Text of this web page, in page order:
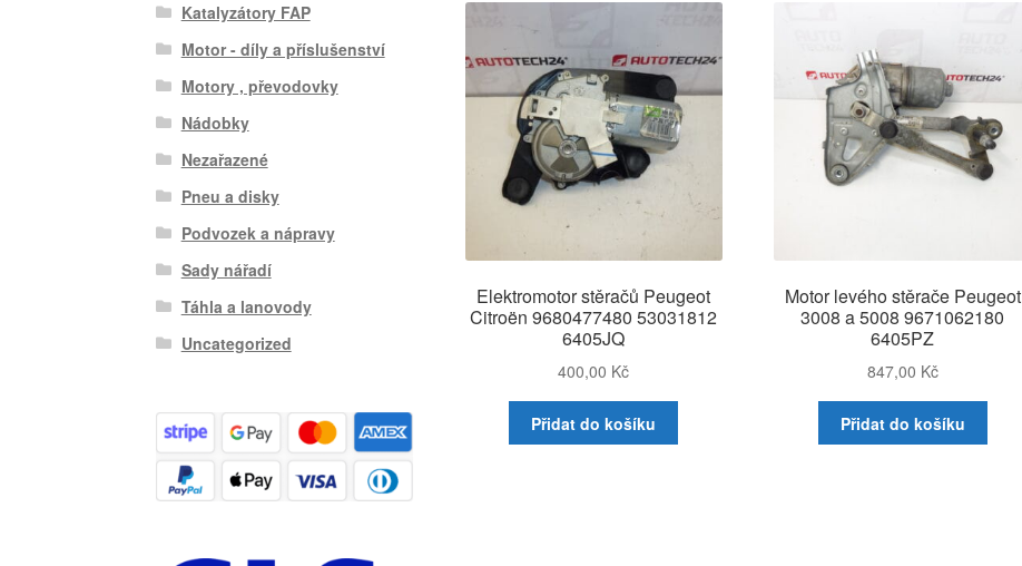
Elektromotor stěračů Peugeot
Citroën 9680477480 53031812
6405JQ
400,00 Kč
Přidat do košíku
Motor levého stěrače Peugeot
3008 a 5008 9671062180
6405PZ
847,00 Kč
Přidat do košíku
Katalyzátory FAP
Motor - díly a příslušenství
Motory , převodovky
Nádobky
Nezařazené
Pneu a disky
Podvozek a nápravy
Sady nářadí
Táhla a lanovody
Uncategorized